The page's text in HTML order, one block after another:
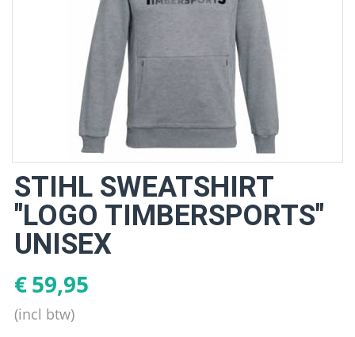
STIHL SWEATSHIRT
"LOGO TIMBERSPORTS"
UNISEX
€59,95
(incl btw)